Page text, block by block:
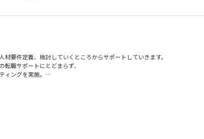
断
ニタリング・分析
企画・実行
商品収益性分析
提出
率算定、届出書類作成を厭わない実行力
ーダーへの成長意欲
知的好奇心
的に協働できる方
できる方
要件定義、検討していくところからサポートしていきます。
職サポートにとどまらず、
ングを実施。
「マネージャーに向いてないね」とノリで語られることが多いと感じます。
スキル」としてマネジメントを習得することを求めます。